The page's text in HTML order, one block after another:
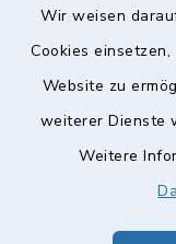
Wir weisen
Cookies
Website zu
weiterer Dienste
Weitere